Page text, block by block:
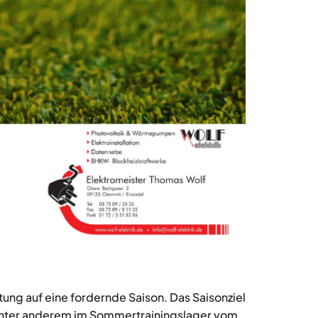
auf eine fordernde Saison. Das Saisonziel